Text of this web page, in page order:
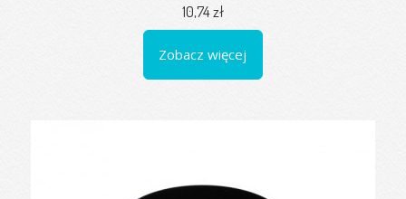
10,74 zł
Zobacz więcej